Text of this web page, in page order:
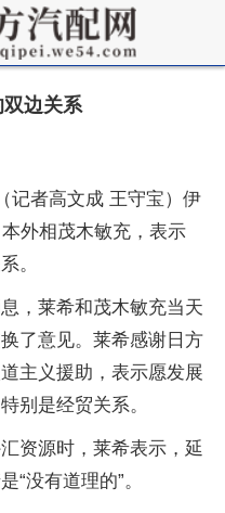
边关系
记者高文成 王守宝）伊
外相茂木敏充，表示
。
，莱希和茂木敏充当天
了意见。莱希感谢日方
主义援助，表示愿发展
别是经贸关系。
资源时，莱希表示，延
“没有道理的”。